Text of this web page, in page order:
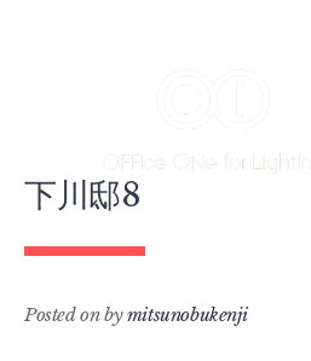
下川邸8
Posted onbymitsunobukenji